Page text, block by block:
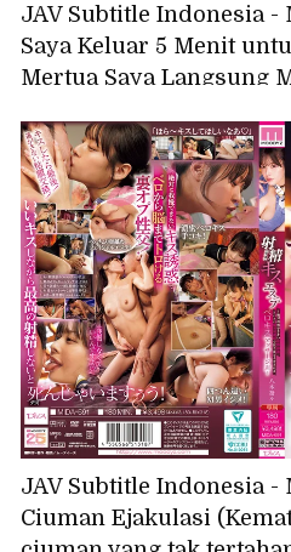
JAV Subtitle Indonesia -
Saya Keluar 5 Menit
Mertua Saya Langsung
Dalam Saya... - Akari Neo
JAV Subtitle Indonesia -
Ciuman Ejakulasi